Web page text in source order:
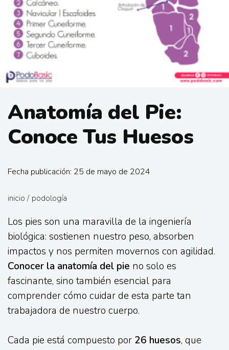
Anatomía del Pie:
Conoce Tus Huesos
Fecha publicación: 25 de mayo de 2024
inicio / podología
Los pies son una maravilla de la ingeniería
biológica: sostienen nuestro peso, absorben
impactos y nos permiten movernos con agilidad.
Conocer la anatomía del pie no solo es
fascinante, sino también esencial para
comprender cómo cuidar de esta parte tan
trabajadora de nuestro cuerpo.
Cada pie está compuesto por 26 huesos, que